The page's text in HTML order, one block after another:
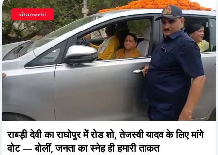
sitamarhi
राबड़ी देवी का राघोपुर में रोड शो, तेजस्वी यादव के लिए मांगे
वोट — बोलीं, जनता का स्नेह ही हमारी ताकत